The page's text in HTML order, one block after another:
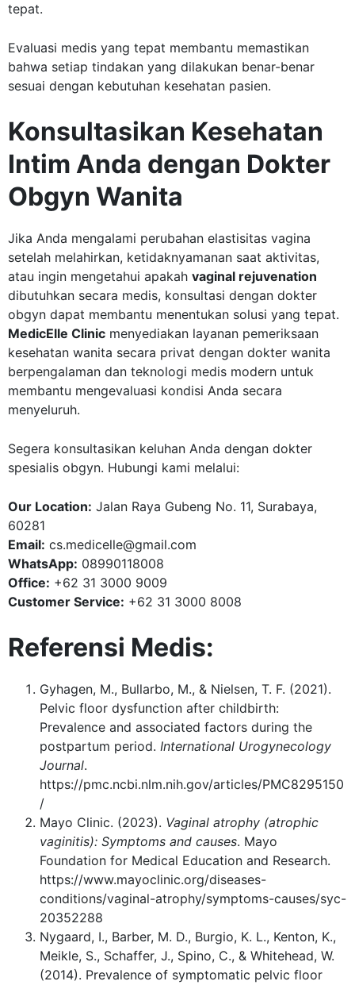
tepat.
Evaluasi medis yang tepat membantu memastikan
bahwa setiap tindakan yang dilakukan benar-benar
sesuai dengan kebutuhan kesehatan pasien.
Konsultasikan Kesehatan
Intim Anda dengan Dokter
Obgyn Wanita
Jika Anda mengalami perubahan elastisitas vagina
setelah melahirkan, ketidaknyamanan saat aktivitas,
atau ingin mengetahui apakah vaginal rejuvenation
dibutuhkan secara medis, konsultasi dengan dokter
obgyn dapat membantu menentukan solusi yang tepat.
MedicElle Clinic menyediakan layanan pemeriksaan
kesehatan wanita secara privat dengan dokter wanita
berpengalaman dan teknologi medis modern untuk
membantu mengevaluasi kondisi Anda secara
menyeluruh.
Segera konsultasikan keluhan Anda dengan dokter
spesialis obgyn. Hubungi kami melalui:
Our Location: Jalan Raya Gubeng No. 11, Surabaya,
60281
Email: cs.medicelle@gmail.com
WhatsApp: 08990118008
Office: +62 31 3000 9009
Customer Service: +62 31 3000 8008
Referensi Medis:
Gyhagen, M., Bullarbo, M., & Nielsen, T. F. (2021).
Pelvic floor dysfunction after childbirth:
Prevalence and associated factors during the
postpartum period. International Urogynecology
Journal.
https://pmc.ncbi.nlm.nih.gov/articles/PMC8295150
/
Mayo Clinic. (2023). Vaginal atrophy (atrophic
vaginitis): Symptoms and causes. Mayo
Foundation for Medical Education and Research.
https://www.mayoclinic.org/diseases-
conditions/vaginal-atrophy/symptoms-causes/syc-
20352288
Nygaard, I., Barber, M. D., Burgio, K. L., Kenton, K.,
Meikle, S., Schaffer, J., Spino, C., & Whitehead, W.
(2014). Prevalence of symptomatic pelvic floor